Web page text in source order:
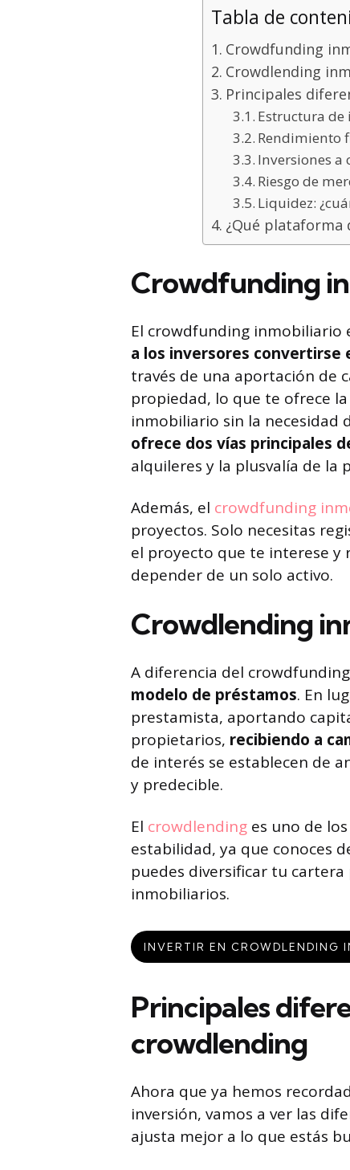
Tabla de
Crowdfunding
Crowdlending
Principales
Estructura de
Rendimiento
Inversiones a
Riesgo de
Liquidez:
¿Qué plataforma
Crowdfunding
El crowdfunding inmobiliario
a los inversores
través de una aportación de
propiedad, lo que te ofrece
inmobiliario sin la necesidad
ofrece dos vías principales
alquileres y la plusvalía de la
Además, el crowdfunding
proyectos. Solo necesitas
el proyecto que te interese y
depender de un solo activo.
Crowdlending
A diferencia del
modelo de préstamos. En
prestamista, aportando
propietarios, recibiendo a
de interés se establecen de
y predecible.
El crowdlending es uno de
estabilidad, ya que conoces
puedes diversificar tu
inmobiliarios.
INVERTIR EN CROWDLENDING
Principales
crowdlending
Ahora que ya hemos
inversión, vamos a ver las
ajusta mejor a lo que estás